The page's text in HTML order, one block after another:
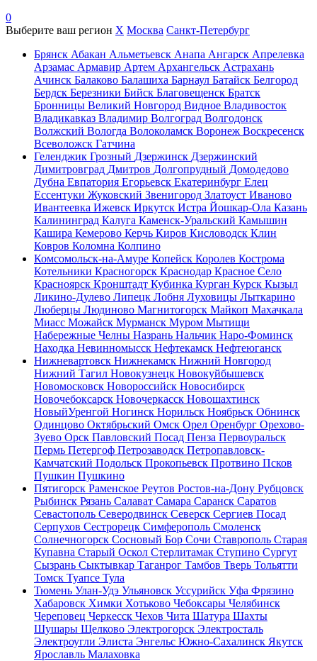
0
Выберите ваш регион X Москва Санкт-Петербург
Брянск Абакан Альметьевск Анапа Ангарск Апрелевка
Арзамас Армавир Артем Архангельск Астрахань
Ачинск Балаково Балашиха Барнаул Батайск Белгород
Бердск Березники Бийск Благовещенск Братск
Бронницы Великий Новгород Видное Владивосток
Владикавказ Владимир Волгоград Волгодонск
Волжский Вологда Волоколамск Воронеж Воскресенск
Всеволожск Гатчина
Геленджик Грозный Дзержинск Дзержинский
Димитровград Дмитров Долгопрудный Домодедово
Дубна Евпатория Егорьевск Екатеринбург Елец
Ессентуки Жуковский Звенигород Златоуст Иваново
Ивантеевка Ижевск Иркутск Истра Йошкар-Ола Казань
Калининград Калуга Каменск-Уральский Камышин
Кашира Кемерово Керчь Киров Кисловодск Клин
Ковров Коломна Колпино
Комсомольск-на-Амуре Копейск Королев Кострома
Котельники Красногорск Краснодар Красное Село
Красноярск Кронштадт Кубинка Курган Курск Кызыл
Ликино-Дулево Липецк Лобня Луховицы Лыткарино
Люберцы Людиново Магнитогорск Майкоп Махачкала
Миасс Можайск Мурманск Муром Мытищи
Набережные Челны Назрань Нальчик Наро-Фоминск
Находка Невинномысск Нефтекамск Нефтеюганск
Нижневартовск Нижнекамск Нижний Новгород
Нижний Тагил Новокузнецк Новокуйбышевск
Новомосковск Новороссийск Новосибирск
Новочебоксарск Новочеркасск Новошахтинск
НовыйУренгой Ногинск Норильск Ноябрьск Обнинск
Одинцово Октябрьский Омск Орел Оренбург Орехово-
Зуево Орск Павловский Посад Пенза Первоуральск
Пермь Петергоф Петрозаводск Петропавловск-
Камчатский Подольск Прокопьевск Протвино Псков
Пушкин Пушкино
Пятигорск Раменское Реутов Ростов-на-Дону Рубцовск
Рыбинск Рязань Салават Самара Саранск Саратов
Севастополь Северодвинск Северск Сергиев Посад
Серпухов Сестрорецк Симферополь Смоленск
Солнечногорск Сосновый Бор Сочи Ставрополь Старая
Купавна Старый Оскол Стерлитамак Ступино Сургут
Сызрань Сыктывкар Таганрог Тамбов Тверь Тольятти
Томск Туапсе Тула
Тюмень Улан-Удэ Ульяновск Уссурийск Уфа Фрязино
Хабаровск Химки Хотьково Чебоксары Челябинск
Череповец Черкесск Чехов Чита Шатура Шахты
Шушары Щелково Электрогорск Электросталь
Электроугли Элиста Энгельс Южно-Сахалинск Якутск
Ярославль Малаховка